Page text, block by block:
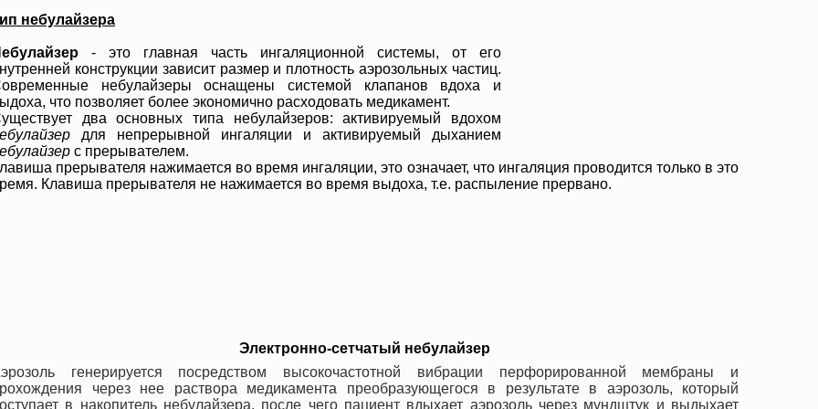
небулайзера
- это главная часть ингаляционной системы, от его
конструкции зависит размер и плотность аэрозольных частиц.
небулайзеры оснащены системой клапанов вдоха и
что позволяет более экономично расходовать медикамент.
два основных типа небулайзеров: активируемый вдохом
для непрерывной ингаляции и активируемый дыханием
с прерывателем.
прерывателя нажимается во время ингаляции, это означает, что ингаляция проводится только в это
Клавиша прерывателя не нажимается во время выдоха, т.е. распыление прервано.
Электронно-сетчатый небулайзер
генерируется посредством высокочастотной вибрации перфорированной мембраны и
через нее раствора медикамента преобразующегося в результате в аэрозоль, который
в накопитель небулайзера, после чего пациент вдыхает аэрозоль через мундштук и выдыхает